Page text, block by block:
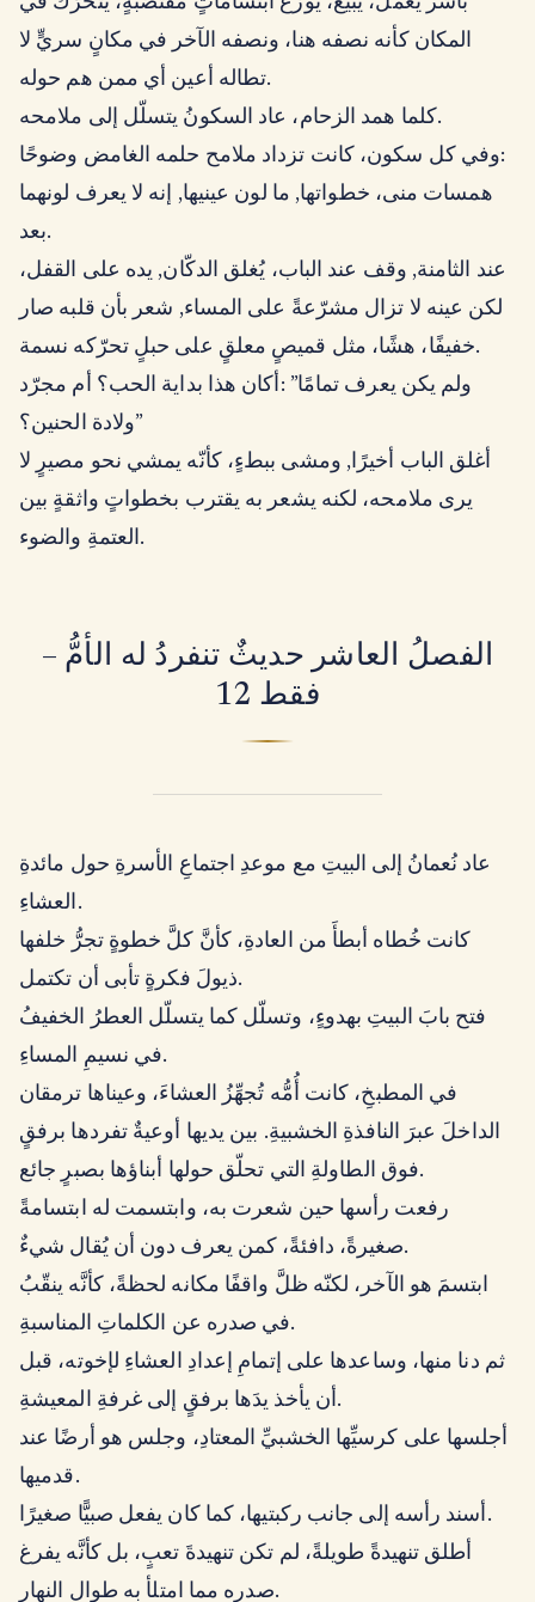
المكان كأنه نصفه هنا، ونصفه الآخر في مكانٍ سريٍّ لا
تطاله أعين أي ممن هم حوله.
كلما همد الزحام، عاد السكونُ يتسلّل إلى ملامحه.
وفي كل سكون، كانت تزداد ملامح حلمه الغامض وضوحًا:
همسات منى، خطواتها, ما لون عينيها, إنه لا يعرف لونهما
بعد.
عند الثامنة, وقف عند الباب، يُغلق الدكّان, يده على القفل،
لكن عينه لا تزال مشرّعةً على المساء, شعر بأن قلبه صار
خفيفًا، هشًا، مثل قميصٍ معلقٍ على حبلٍ تحرّكه نسمة.
ولم يكن يعرف تمامًا” :أكان هذا بداية الحب؟ أم مجرّد
ولادة الحنين؟”
أغلق الباب أخيرًا, ومشى ببطءٍ، كأنّه يمشي نحو مصيرٍ لا
يرى ملامحه، لكنه يشعر به يقترب بخطواتٍ واثقةٍ بين
العتمةِ والضوء.
– الفصلُ العاشر حديثٌ تنفردُ له الأمُّ
فقط 12
عاد نُعمانُ إلى البيتِ مع موعدِ اجتماعِ الأسرةِ حول مائدةِ
العشاءِ.
كانت خُطاه أبطأَ من العادةِ، كأنَّ كلَّ خطوةٍ تجرُّ خلفها
ذيولَ فكرةٍ تأبى أن تكتمل.
فتح بابَ البيتِ بهدوءٍ، وتسلّل كما يتسلّل العطرُ الخفيفُ
في نسيمِ المساءِ.
في المطبخِ، كانت أُمُّه تُجهِّزُ العشاءَ، وعيناها ترمقان
الداخلَ عبرَ النافذةِ الخشبيةِ. بين يديها أوعيةٌ تفردها برفقٍ
فوق الطاولةِ التي تحلّق حولها أبناؤها بصبرٍ جائع.
رفعت رأسها حين شعرت به، وابتسمت له ابتسامةً
صغيرةً، دافئةً، كمن يعرف دون أن يُقال شيءٌ.
ابتسمَ هو الآخر، لكنّه ظلَّ واقفًا مكانه لحظةً، كأنَّه ينقّبُ
في صدره عن الكلماتِ المناسبةِ.
ثم دنا منها، وساعدها على إتمامِ إعدادِ العشاءِ لإخوته، قبل
أن يأخذ يدَها برفقٍ إلى غرفةِ المعيشةِ.
أجلسها على كرسيِّها الخشبيِّ المعتادِ، وجلس هو أرضًا عند
قدميها.
أسند رأسه إلى جانب ركبتيها، كما كان يفعل صبيًّا صغيرًا.
أطلق تنهيدةً طويلةً، لم تكن تنهيدةَ تعبٍ، بل كأنَّه يفرغ
صدره مما امتلأ به طوال النهارِ.